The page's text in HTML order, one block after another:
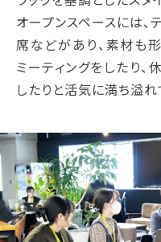
オープンスペースには、
席などがあり、素材も
ミーティングをしたり
したりと活気に満ち溢れ